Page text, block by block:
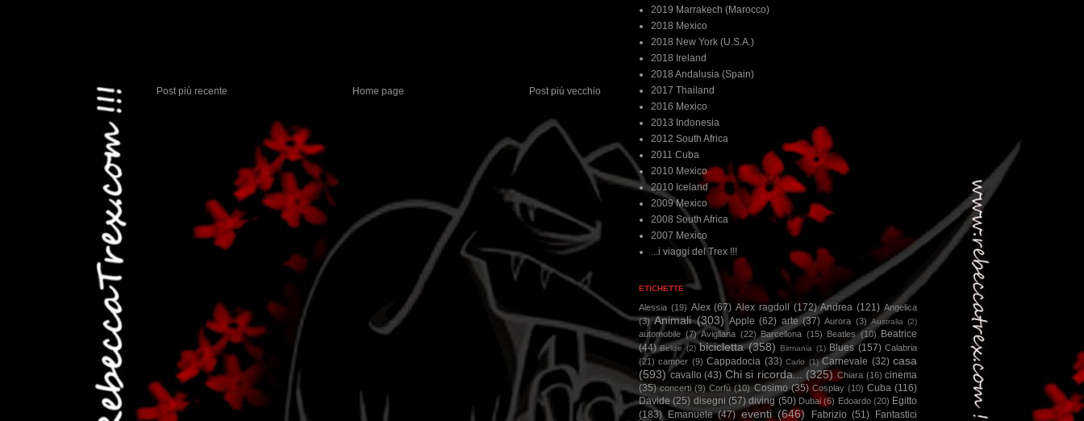
Post più recente Post più vecchio
Home page
2019 Marrakech (Marocco)
2018 Mexico
2018 New York (U.S.A.)
2018 Ireland
2018 Andalusia (Spain)
2017 Thailand
2016 Mexico
2013 Indonesia
2012 South Africa
2011 Cuba
2010 Mexico
2010 Iceland
2009 Mexico
2008 South Africa
2007 Mexico
...i viaggi del Trex !!!
ETICHETTE
Alessia (19) Alex (67) Alex ragdoll (172) Andrea (121) Angelica
(3) Animali (303) Apple (62) arte (37) Aurora (3) Australia (2)
automobile (7) Avigliana (22) Barcellona (15) Beatles (10)
Beatrice
(44) Belize (2) bicicletta (358) Birmania (1) Blues (157) Calabria
(21) camper (9) Cappadocia (33) Carlo (1) Carnevale (32) casa
(593) cavallo (43) Chi si ricorda... (325) Chiara (16) cinema
(35) concerti (9) Corfù (10) Cosimo (35) Cosplay (10) Cuba (116)
Davide (25) disegni (57) diving (50) Dubai (6) Edoardo (20) Egitto
(183)
Emanuele (47) eventi (646) Fabrizio (51)
Fantastici